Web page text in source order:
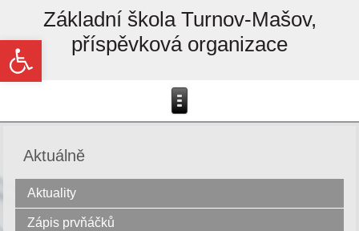
Open toolbar
Základní škola Turnov-Mašov,
příspěvková organizace
Aktuálně
Aktuality
Zápis prvňáčků